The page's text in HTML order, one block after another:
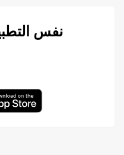
نفس